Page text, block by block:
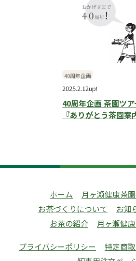
40周年企画
2025.2.12up!
40周年企画 茶園ツア
『ありがとう茶園案
ホーム
月ヶ瀬健康茶
お茶づくりについて
お知
お茶の紹介
月ヶ瀬健
プライバシーポリシー
特定商